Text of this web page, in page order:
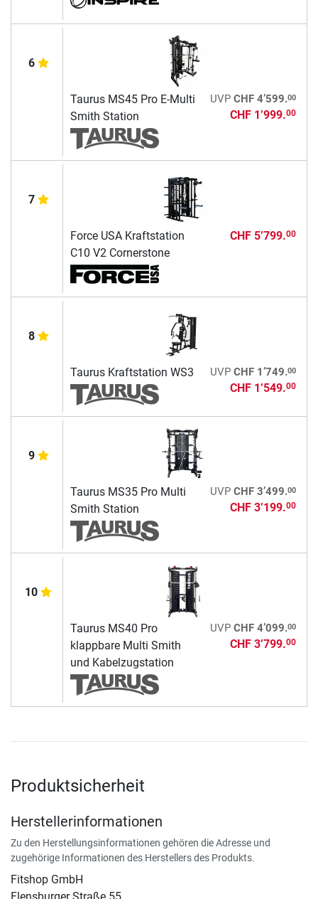
6
Taurus MS45 Pro E-Multi
Smith Station
UVP CHF 4’599.00
CHF 1’999.00
7
Force USA Kraftstation
C10 V2 Cornerstone
CHF 5’799.00
8
Taurus Kraftstation WS3 UVP CHF 1’749.00
CHF 1’549.00
9
Taurus MS35 Pro Multi
Smith Station
UVP CHF 3’499.00
CHF 3’199.00
10
Taurus MS40 Pro
klappbare Multi Smith
und Kabelzugstation
UVP CHF 4’099.00
CHF 3’799.00
Produktsicherheit
Herstellerinformationen
Zu den Herstellungsinformationen gehören die Adresse und
zugehörige Informationen des Herstellers des Produkts.
Fitshop GmbH